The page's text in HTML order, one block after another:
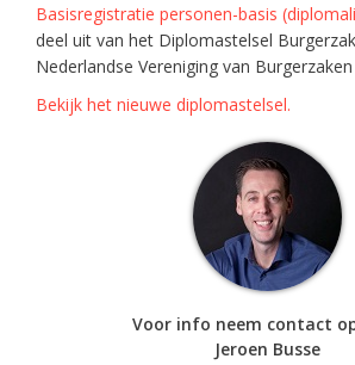
Basisregistratie personen-basis
deel uit van het Diplomastelsel
Nederlandse Vereniging van Burgerzaken
Bekijk het nieuwe diplomastelsel.
Voor info neem contact
Jeroen Busse